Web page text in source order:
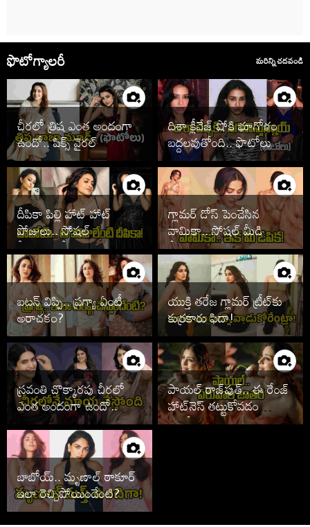
ఫొటోగ్యాలరీ మరిన్ని చదవండి
చీరలో త్రిష ఎంత అందంగా
ఉందో.. పిక్స్ వైరల్
దిశా క్లీవేజ్ షోకి భూగోళం
బద్దలవుతోంది.. ఫొటోలు
వైరల్
దీపికా పిల్లి హాట్ హాట్
పోజులు.. సోషల్
మీడియాలో సెగలు
గ్లామర్ డోస్ పెంచేసిన
వామికా.. సోషల్ మీడియా
షేక్!
బటన్ విప్పి.. ప్రగ్యా ఏంటీ
అరాచకం?
యుక్తి తరేజ గ్లామర్ ట్రీట్‌కు
కుర్రకారు ఫిదా!
స్రవంతి చొక్కారపు చీరలో
ఎంత అందంగా ఉందో..
పాయల్ రాజ్‌పుత్.. ఈ రేంజ్
హాట్‌నెస్ తట్టుకోవడం
కష్టమే!
బాబోయ్.. మృణాల్ ఠాకూర్
ఇలా రెచ్చిపోయిందేంటి?